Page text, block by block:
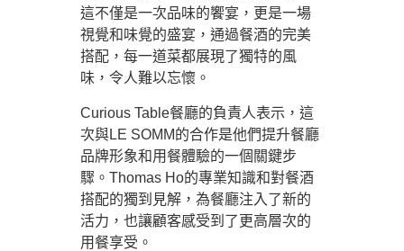
這不僅是一次品味的饗宴，更是一場
視覺和味覺的盛宴，通過餐酒的完美
搭配，每一道菜都展現了獨特的風
味，令人難以忘懷。
Curious Table餐廳的負責人表示，這
次與LE SOMM的合作是他們提升餐廳
品牌形象和用餐體驗的一個關鍵步
驟。Thomas Ho的專業知識和對餐酒
搭配的獨到見解，為餐廳注入了新的
活力，也讓顧客感受到了更高層次的
用餐享受。